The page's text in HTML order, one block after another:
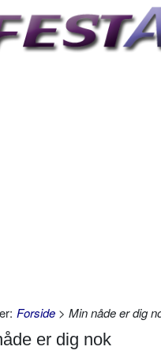
Forside > Min nåde er dig
er dig nok